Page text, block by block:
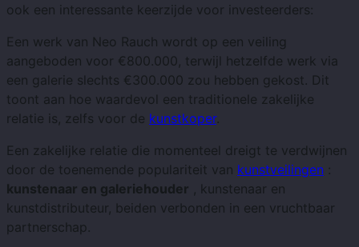
ook een interessante keerzijde voor investeerders:
Een werk van Neo Rauch wordt op een veiling
aangeboden voor €800.000, terwijl hetzelfde werk via
een galerie slechts €300.000 zou hebben gekost. Dit
toont aan hoe waardevol een traditionele zakelijke
relatie is, zelfs voor de kunstkoper.
Een zakelijke relatie die momenteel dreigt te verdwijnen
door de toenemende populariteit van kunstveilingen :
kunstenaar en galeriehouder , kunstenaar en
kunstdistributeur, beiden verbonden in een vruchtbaar
partnerschap.